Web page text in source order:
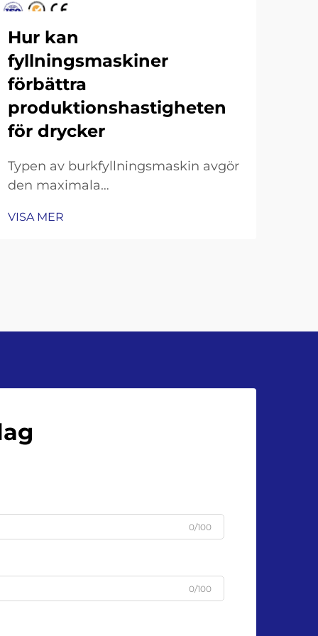
Hur kan
fyllningsmaskiner
förbättra
produktionshastigheten
för drycker
Typen av burkfyllningsmaskin avgör
den maximala
Gravitations-, isobariska och
VISA MER
0/100
0/100